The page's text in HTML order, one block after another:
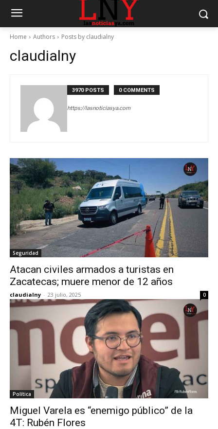
Home Authors Posts by claudialny
claudialny
3970 POSTS 0 COMMENTS
https://lasnoticiasya.com
Seguridad
Atacan civiles armados a turistas en
Zacatecas; muere menor de 12 años
claudialny - 23 julio, 2025 0
Política
Miguel Varela es “enemigo público” de la
4T: Rubén Flores